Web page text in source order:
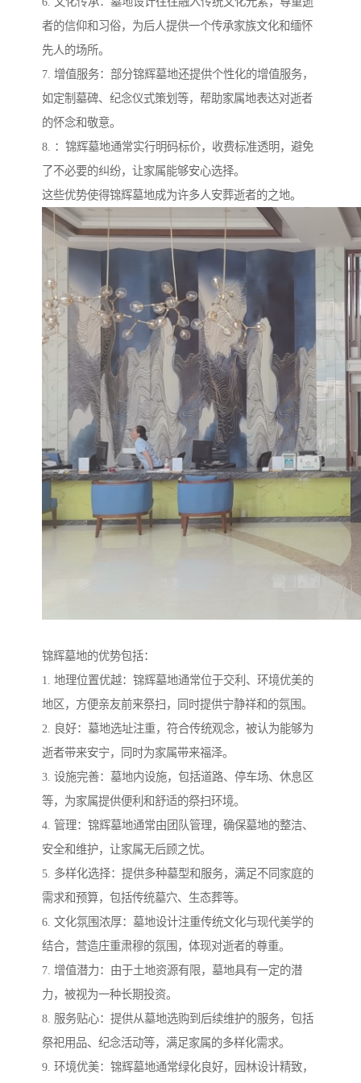
者的信仰和习俗，为后人提供一个传承家族文化和缅怀
先人的场所。
7. 增值服务：部分锦辉墓地还提供个性化的增值服务，
如定制墓碑、纪念仪式策划等，帮助家属地表达对逝者
的怀念和敬意。
8. ：锦辉墓地通常实行明码标价，收费标准透明，避免
了不必要的纠纷，让家属能够安心选择。
这些优势使得锦辉墓地成为许多人安葬逝者的之地。
锦辉墓地的优势包括：
1. 地理位置优越：锦辉墓地通常位于交利、环境优美的
地区，方便亲友前来祭扫，同时提供宁静祥和的氛围。
2. 良好：墓地选址注重，符合传统观念，被认为能够为
逝者带来安宁，同时为家属带来福泽。
3. 设施完善：墓地内设施，包括道路、停车场、休息区
等，为家属提供便利和舒适的祭扫环境。
4. 管理：锦辉墓地通常由团队管理，确保墓地的整洁、
安全和维护，让家属无后顾之忧。
5. 多样化选择：提供多种墓型和服务，满足不同家庭的
需求和预算，包括传统墓穴、生态葬等。
6. 文化氛围浓厚：墓地设计注重传统文化与现代美学的
结合，营造庄重肃穆的氛围，体现对逝者的尊重。
7. 增值潜力：由于土地资源有限，墓地具有一定的潜
力，被视为一种长期投资。
8. 服务贴心：提供从墓地选购到后续维护的服务，包括
祭祀用品、纪念活动等，满足家属的多样化需求。
9. 环境优美：锦辉墓地通常绿化良好，园林设计精致，